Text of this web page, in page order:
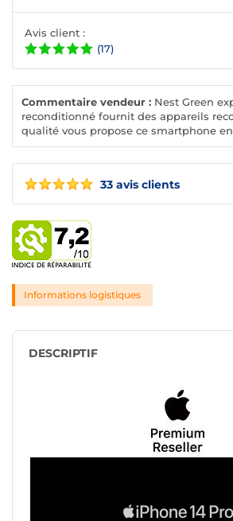
33 avis clients
Avis client :
(17)
Commentaire vendeur : Nest Green
reconditionné fournit des appareils
qualité vous propose ce smartphone
Informations logistiques
DESCRIPTIF